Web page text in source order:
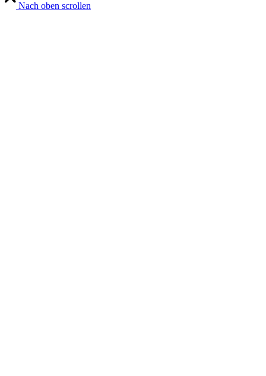
Nach oben scrollen